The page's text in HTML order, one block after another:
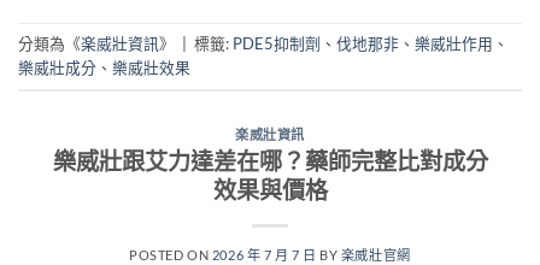
分類為《楽威壯資訊》 標籤: PDE5抑制劑 、 伐地那非 、 樂威壯作用 、
樂威壯成分 、 樂威壯效果
楽威壯資訊
樂威壯跟艾力達差在哪？藥師完整比對成分
效果與價格
POSTED ON 2026 年 7 月 7 日 BY 楽威壯官網